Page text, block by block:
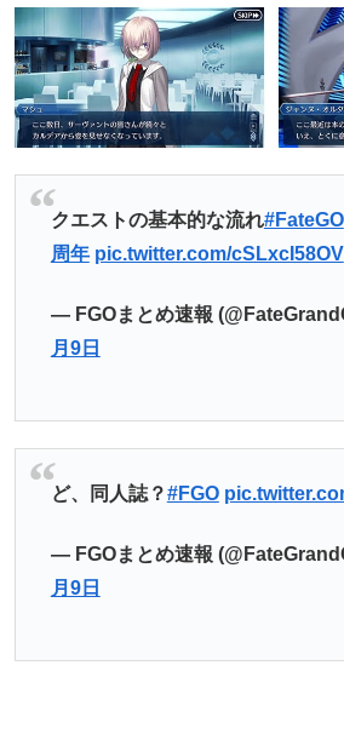
クエストの基本的な流れ#FateGO
周年 pic.twitter.com/cSLxcI58OV
— FGOまとめ速報
月9日
ど、同人誌？#FGO
— FGOまとめ速報
月9日